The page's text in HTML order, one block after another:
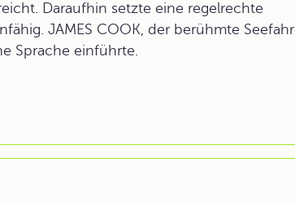
Daraufhin setzte eine regelrechte
JAMES COOK, der berühmte
Sprache einführte.